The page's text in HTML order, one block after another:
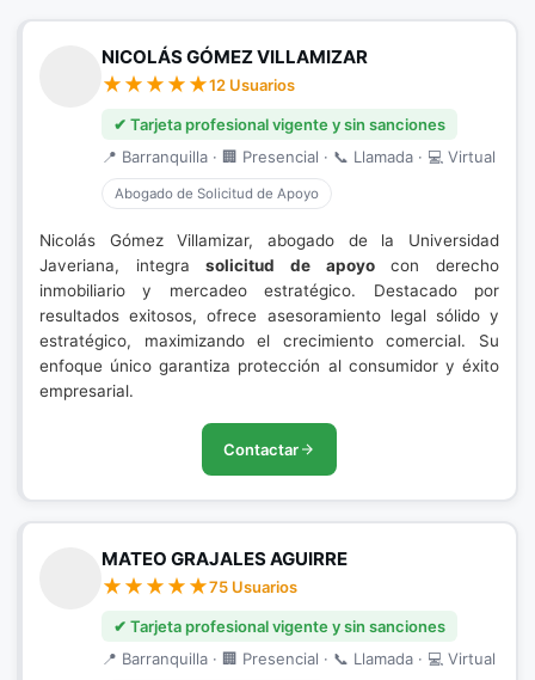
NICOLÁS GÓMEZ VILLAMIZAR
12 Usuarios
✔ Tarjeta profesional vigente y sin sanciones
📍 Barranquilla · 🏢 Presencial · 📞 Llamada · 💻 Virtual
Abogado de Solicitud de Apoyo
Nicolás Gómez Villamizar, abogado de la Universidad
Javeriana, integrasolicitud de apoyocon derecho
inmobiliario y mercadeo estratégico. Destacado por
resultados exitosos, ofrece asesoramiento legal sólido y
estratégico, maximizando el crecimiento comercial. Su
enfoque único garantiza protección al consumidor y éxito
empresarial.
Contactar
MATEO GRAJALES AGUIRRE
75 Usuarios
✔ Tarjeta profesional vigente y sin sanciones
📍 Barranquilla · 🏢 Presencial · 📞 Llamada · 💻 Virtual